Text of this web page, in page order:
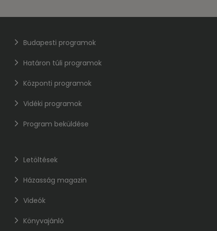
Budapesti programok
Határon túli programok
Központi programok
Vidéki programok
Program beküldése
Letöltések
Házasság magazin
Videók
Könyvajánló